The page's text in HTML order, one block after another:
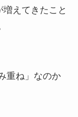
増えてきたこと
重ね」なのか